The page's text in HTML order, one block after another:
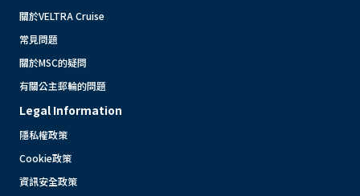
關於VELTRA Cruise
常見問題
關於MSC的疑問
有關公主郵輪的問題
Legal Information
隱私權政策
Cookie政策
資訊安全政策